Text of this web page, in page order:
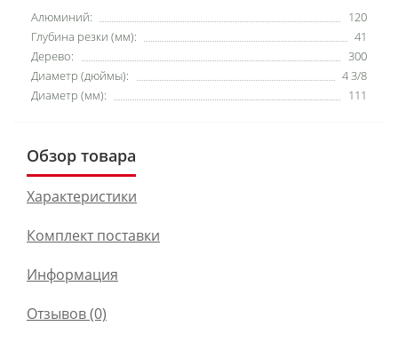
Алюминий:
120
Глубина резки (мм):
41
Дерево:
300
Диаметр (дюймы):
4 3/8
Диаметр (мм):
111
Обзор товара
Характеристики
Комплект поставки
Информация
Отзывов (0)